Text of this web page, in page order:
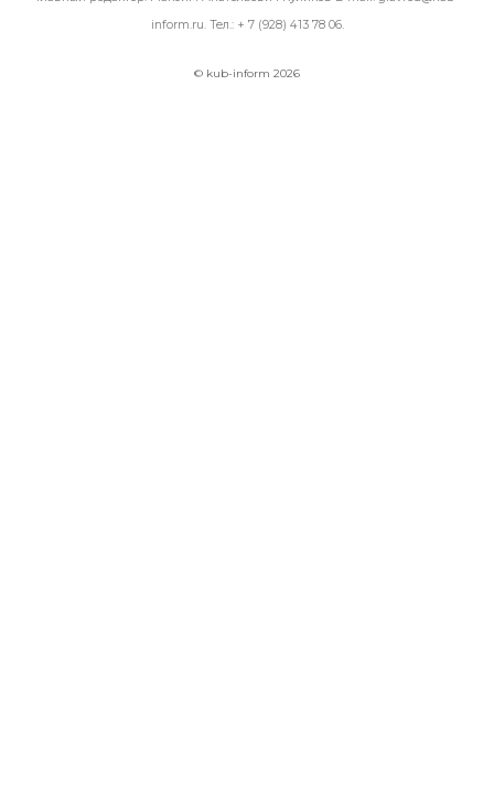
inform.ru . Тел.: + 7 (928) 413 78 06.
© kub-inform 2026